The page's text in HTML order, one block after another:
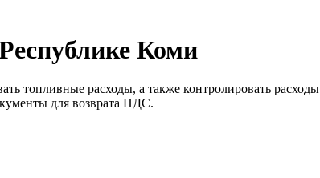
Коми
топливные расходы, а также контролировать
для возврата НДС.